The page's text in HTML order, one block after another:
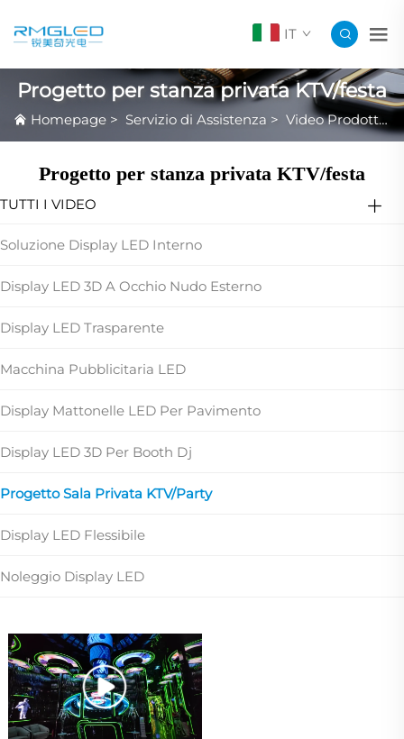
IT
Progetto per stanza privata KTV/festa
Homepage > Servizio di Assistenza > Video Prodotto in Evidenza
Progetto per stanza privata KTV/festa
TUTTI I VIDEO
Soluzione Display LED Interno
Display LED 3D A Occhio Nudo Esterno
Display LED Trasparente
Macchina Pubblicitaria LED
Display Mattonelle LED Per Pavimento
Display LED 3D Per Booth Dj
Progetto Sala Privata KTV/Party
Display LED Flessibile
Noleggio Display LED